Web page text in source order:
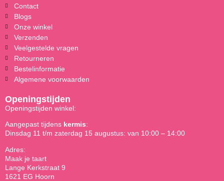
Contact
Blogs
Onze winkel
Verzenden
Veelgestelde vragen
Retourneren
Bestelinformatie
Algemene voorwaarden
Openingstijden
Openingstijden winkel:
Aangepast tijdens kermis:
Dinsdag 11 t/m zaterdag 15 augustus: van 10:00 – 14:00
Adres:
Maak je taart
Lange Kerkstraat 9
1621 EG Hoorn